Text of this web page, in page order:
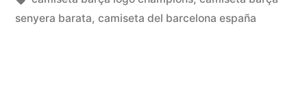
senyera barata, camiseta del barcelona españa